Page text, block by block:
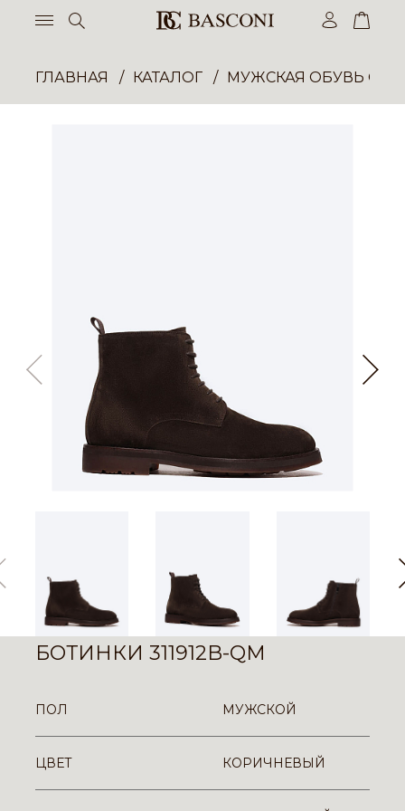
ГЛАВНАЯ КАТАЛОГ МУЖСКАЯ ОБУВЬ
БОТИНКИ 311912B-QM
ПОЛ МУЖСКОЙ
ЦВЕТ КОРИЧНЕВЫЙ